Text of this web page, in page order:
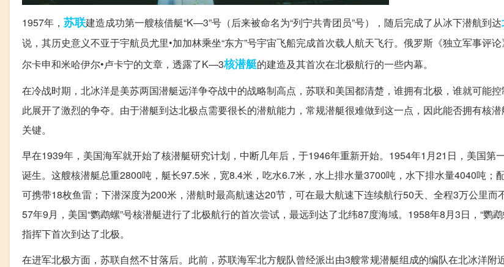
1957年， 苏联建造成功第一艘核借艇“K—3”号（后来被命名为“列宁共青团员”号），随后完成了从冰下潜航到达
说，其历史意义不亚于宇航员尤里•加加林乘坐“东方”号宇宙飞船完成首次载人航天飞行。俄罗斯《独立军事评
尔卡申和米哈伊尔•卢卡宁的文章，透露了K—3核潜艇的建造及其首次在北极航行的一些内幕。
在冷战时期，北冰洋是美苏两国潜艇远洋争夺战中的战略制高点，苏联和美国都清楚，谁拥有北极，谁就可能
此展开了激烈的争夺。由于潜艇到达北极点需要很长的潜航能力，常规潜艇很难做到这一点，因此能否拥有核
关键。
早在1939年，美国海军就开始了核潜艇研究计划，中断几年后，于1946年重新开始。1954年1月21日，美国第
诞生。这艘核潜艇总重2800吨，艇长97.5米，宽8.4米，吃水6.7米，水上排水量3700吨，水下排水量4040吨；
可携带18枚鱼雷；下潜深度为200米，潜航时最高航速达20节，可在最大航速下连续航行50天、全程3万公里而
57年9月，美国“鹦鹉螺”号核潜艇进行了北极航行的首次尝试，最远到达了北纬87度海域。1958年8月3日，“鹦
指挥下首次到达了北极。
在进军北极方面，苏联自然不甘落后。此前，苏联海军北方舰队曾经派出由3艘常规潜艇组成的编队在北冰洋附